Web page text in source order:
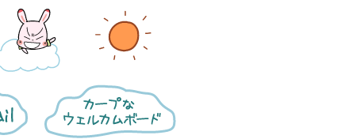
カ
ー
プ
な